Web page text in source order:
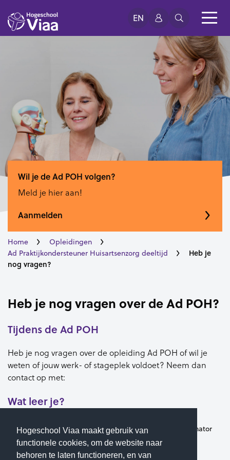
Hogeschool Viaa maakt gebruik van
functionele cookies, om de website naar
behoren te laten functioneren, en van
EN
Wil je de Ad POH volgen?
Meld je hier aan!
Aanmelden
Home
Opleidingen
Ad Praktijkondersteuner Huisartsenzorg deeltijd
Heb je
nog vragen?
Heb je nog vragen over de Ad POH?
Tijdens de Ad POH
Heb je nog vragen over de opleiding Ad POH of wil je
weten of jouwwerk- of stageplek voldoet? Neem dan
contact op met:
Wat leer je?
Gerda Brummel (Opleidingscoördinator
Ad POH)
Telefoon: